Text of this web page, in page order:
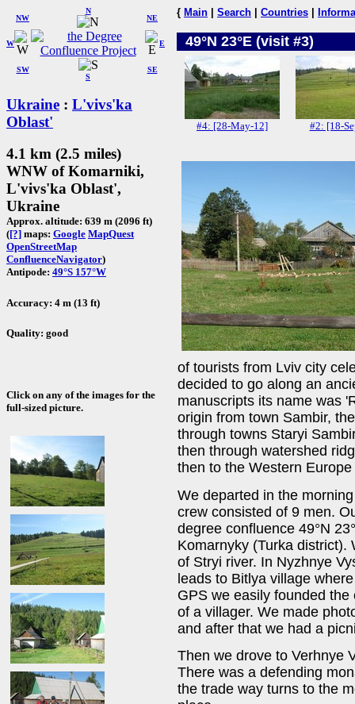
W
NW
N
NE
SW
S
SE
E
Ukraine : L'vivs'ka
Oblast'
4.1 km (2.5 miles)
WNW of Komarniki,
L'vivs'ka Oblast',
Ukraine
Approx. altitude: 639 m (2096 ft)
([?] maps: Google MapQuest
OpenStreetMap
ConfluenceNavigator)
Antipode: 49°S 157°W
Accuracy: 4 m (13 ft)
Quality: good
Click on any of the images for the
full-sized picture.
{ Main Search Countries
49°N 23°E (visit #3)
#4: [28-May-12] #2: [18-
of tourists from Lviv city
decided to go along an
manuscripts its name was
origin from town Sambir,
through towns Staryi
then through watershed
then to the Western
We departed in the
crew consisted of 9 men.
degree confluence 49°N
Komarnyky (Turka district).
of Stryi river. In Nyzhnye
leads to Bitlya village
GPS we easily founded
of a villager. We made
and after that we had a
Then we drove to Verhnye
There was a defending
the trade way turns to the